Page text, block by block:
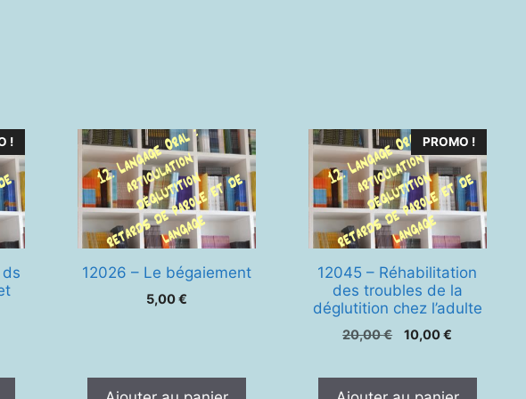
the
scool
;
If
your
child
stutter
Stuttering
!
12026 – Le bégaiement
5,00€
PROMO !
12045 – Réhabilitation
des troubles de la
déglutition chez l’adulte
20,00€
Le
était :
10,00€
est :